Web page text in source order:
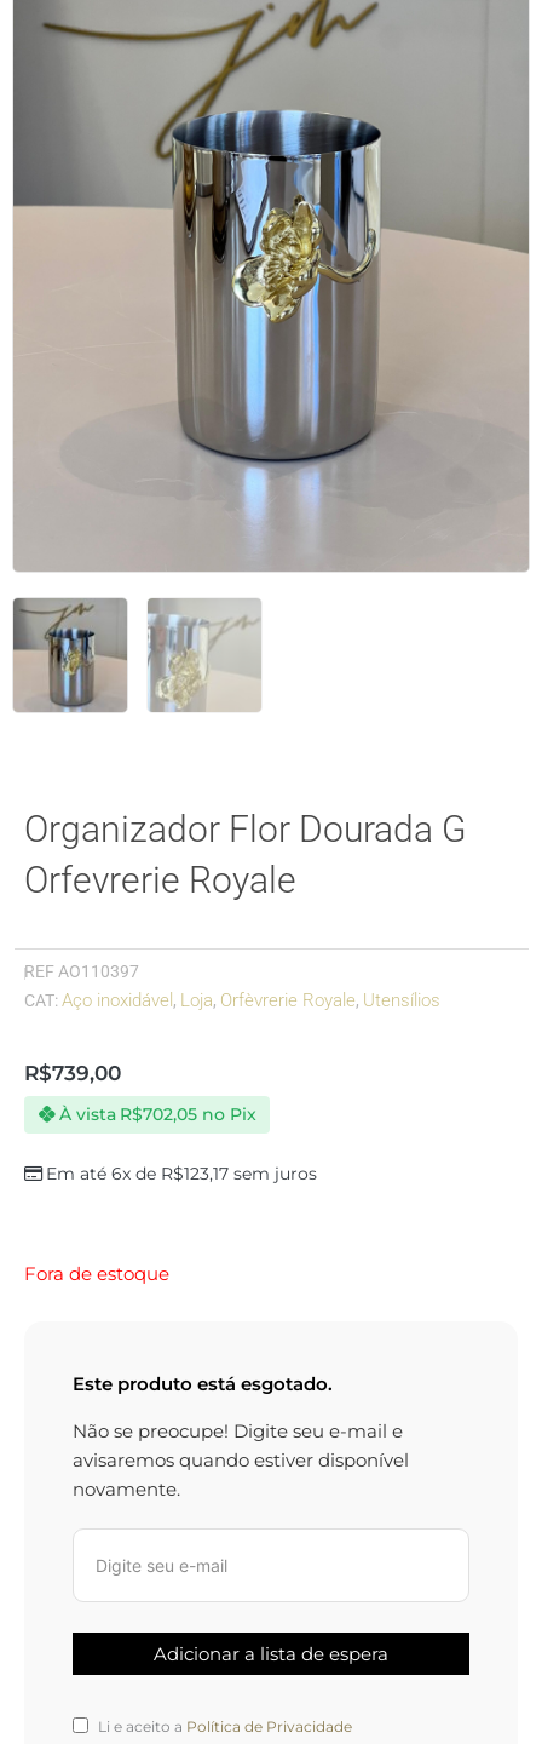
Organizador Flor Dourada G
Orfevrerie Royale
REFAO110397
CAT:Aço inoxidável , Loja, Orfèvrerie Royale, Utensílios
R$739,00
Em até 6x de R$123,17 sem juros
À vista R$702,05 no Pix
Fora de estoque
Este produto está esgotado.
Não se preocupe! Digite seu e-mail e
avisaremos quando estiver disponível
novamente.
Li e aceito a Política de Privacidade